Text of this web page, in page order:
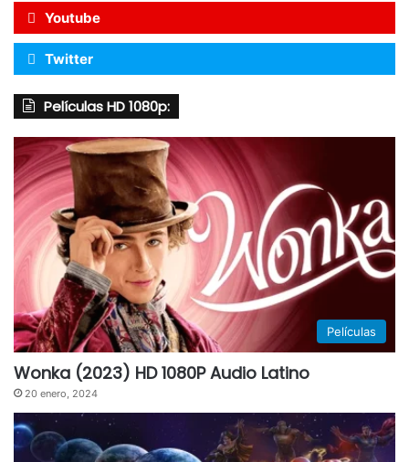
Youtube
Twitter
Películas HD 1080p:
Películas
Wonka (2023) HD 1080P Audio Latino
20 enero, 2024